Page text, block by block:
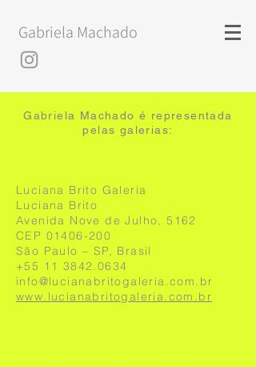
Gabriela Machado
Gabriela Machado é representada
pelas galerias:​​
Luciana Brito Galeria
Luciana Brito
Avenida Nove de Julho, 5162
CEP 01406-200
São Paulo – SP, Brasil
+55 11 3842.0634
info@lucianabritogaleria.com.br
www.lucianabritogaleria.com.br